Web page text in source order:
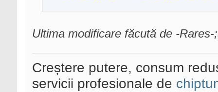
$im= @
//white background
$background_color=
5,255,255);
Ultima modificare făcută de -
Creștere putere, consum
servicii profesionale de